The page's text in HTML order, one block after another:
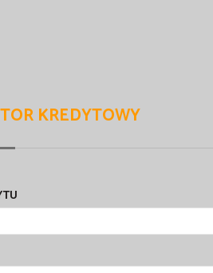
KREDYTOWY